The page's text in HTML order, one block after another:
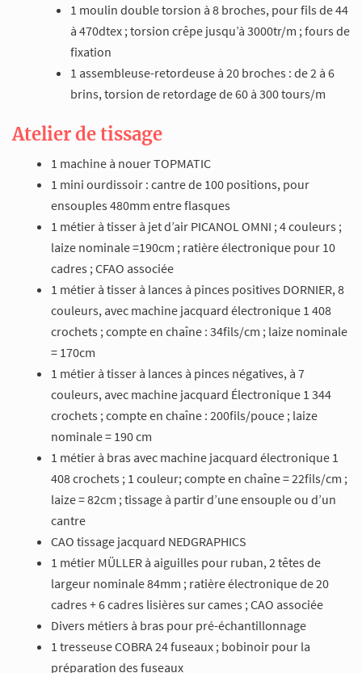
1 moulin double torsion à 8 broches, pour fils de 44
à 470dtex ; torsion crêpe jusqu’à 3000tr/m ; fours de
fixation
1 assembleuse-retordeuse à 20 broches : de 2 à 6
brins, torsion de retordage de 60 à 300 tours/m
Atelier de tissage
1 machine à nouer TOPMATIC
1 mini ourdissoir : cantre de 100 positions, pour
ensouples 480mm entre flasques
1 métier à tisser à jet d’air PICANOL OMNI ; 4 couleurs ;
laize nominale =190cm ; ratière électronique pour 10
cadres ; CFAO associée
1 métier à tisser à lances à pinces positives DORNIER, 8
couleurs, avec machine jacquard électronique 1 408
crochets ; compte en chaîne : 34fils/cm ; laize nominale
= 170cm
1 métier à tisser à lances à pinces négatives, à 7
couleurs, avec machine jacquard Électronique 1 344
crochets ; compte en chaîne : 200fils/pouce ; laize
nominale = 190 cm
1 métier à bras avec machine jacquard électronique 1
408 crochets ; 1 couleur; compte en chaîne = 22fils/cm ;
laize = 82cm ; tissage à partir d’une ensouple ou d’un
cantre
CAO tissage jacquard NEDGRAPHICS
1 métier MÜLLER à aiguilles pour ruban, 2 têtes de
largeur nominale 84mm ; ratière électronique de 20
cadres + 6 cadres lisières sur cames ; CAO associée
Divers métiers à bras pour pré-échantillonnage
1 tresseuse COBRA 24 fuseaux ; bobinoir pour la
préparation des fuseaux